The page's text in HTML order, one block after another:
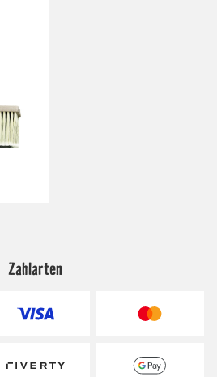
Zahlarten